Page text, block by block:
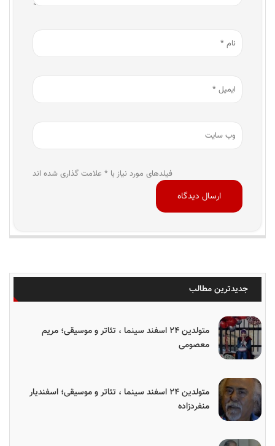
فیلدهای مورد نیاز با * علامت گذاری شده اند
جدیدترین مطالب
متولدین ۲۴ اسفند سینما ، تئاتر و موسیقی؛ مریم
معصومی
متولدین ۲۴ اسفند سینما ، تئاتر و موسیقی؛ اسفندیار
منفردزاده